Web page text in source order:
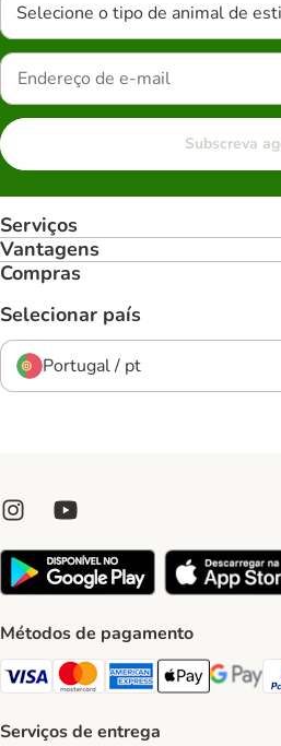
Selecione o tipo de animal de
Subscreva
Serviços
Vantagens
Compras
Selecionar país
Portugal / pt
Métodos de pagamento
Visa Payment Method
Mastercard Payment Method
American Express
Apple PayGoogle
Serviços de entrega